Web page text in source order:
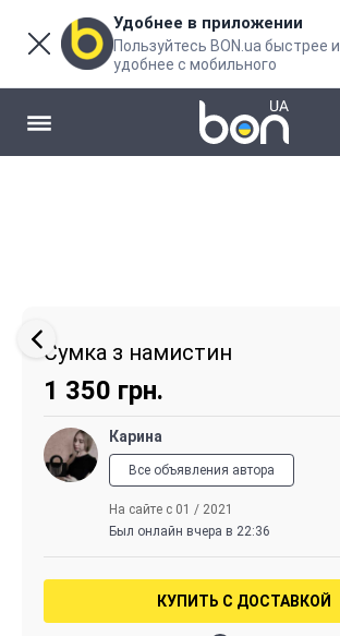
Удобнее в приложении
Пользуйтесь BON.ua быстрее и
удобнее с мобильного
Сумка з намистин
1 350 грн.
Карина
Все объявления автора
На сайте с 01 / 2021
Был онлайн вчера в 22:36
КУПИТЬ С ДОСТАВКОЙ